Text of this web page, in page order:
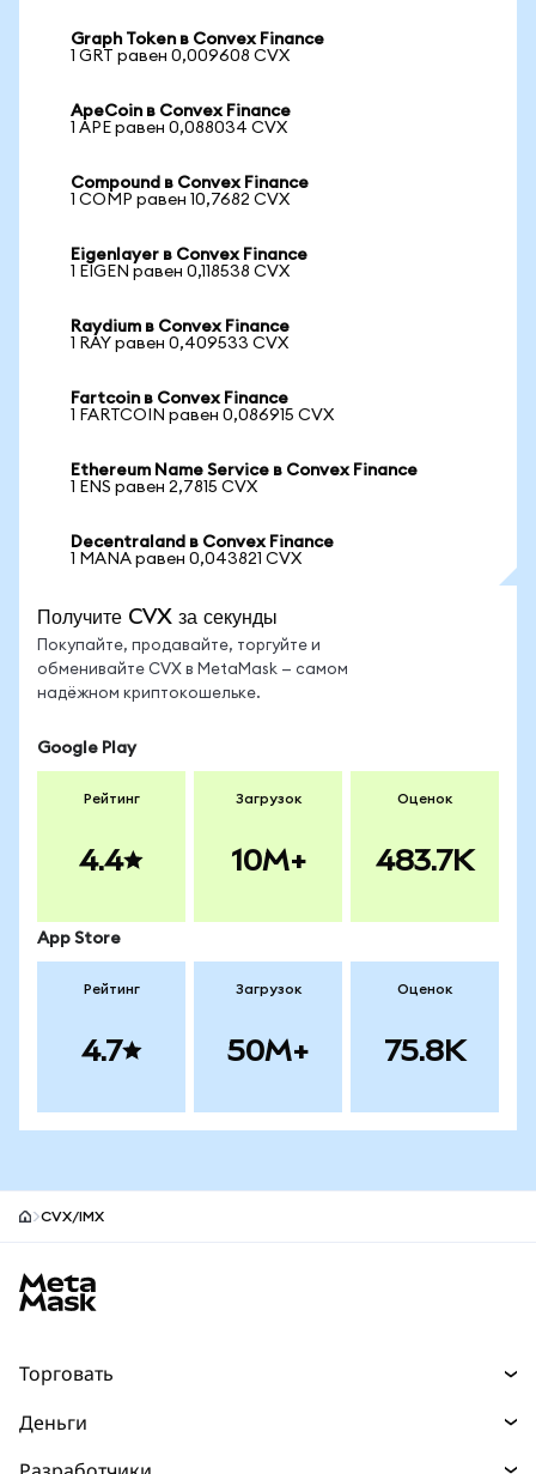
Graph Token в Convex Finance
1 GRT равен 0,009608 CVX
ApeCoin в Convex Finance
1 APE равен 0,088034 CVX
Compound в Convex Finance
1 COMP равен 10,7682 CVX
Eigenlayer в Convex Finance
1 EIGEN равен 0,118538 CVX
Raydium в Convex Finance
1 RAY равен 0,409533 CVX
Fartcoin в Convex Finance
1 FARTCOIN равен 0,086915 CVX
Ethereum Name Service в Convex Finance
1 ENS равен 2,7815 CVX
Decentraland в Convex Finance
1 MANA равен 0,043821 CVX
Получите CVX за секунды
Покупайте, продавайте, торгуйте и
обменивайте CVX в MetaMask — самом
надёжном криптокошельке.
Google Play
Рейтинг
4.4
Загрузок
10M+
Оценок
483.7K
App Store
Рейтинг
4.7
Загрузок
50M+
Оценок
75.8K
CVX/IMX
Торговать
Деньги